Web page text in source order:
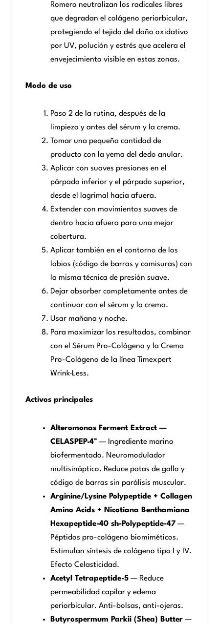
Romero neutralizan los radicales libres
que degradan el colágeno periorbicular,
protegiendo el tejido del daño oxidativo
por UV, polución y estrés que acelera el
envejecimiento visible en estas zonas.
Modo de uso
Paso 2 de la rutina, después de la
limpieza y antes del sérum y la crema.
Tomar una pequeña cantidad de
producto con la yema del dedo anular.
Aplicar con suaves presiones en el
párpado inferior y el párpado superior,
desde el lagrimal hacia afuera.
Extender con movimientos suaves de
dentro hacia afuera para una mejor
cobertura.
Aplicar también en el contorno de los
labios (código de barras y comisuras) con
la misma técnica de presión suave.
Dejar absorber completamente antes de
continuar con el sérum y la crema.
Usar mañana y noche.
Para maximizar los resultados, combinar
con el Sérum Pro-Colágeno y la Crema
Pro-Colágeno de la línea Timexpert
Wrink·Less.
Activos principales
Alteromonas Ferment Extract —
CELASPEP·4™— Ingrediente marino
biofermentado. Neuromodulador
multisináptico. Reduce patas de gallo y
código de barras sin parálisis muscular.
Arginine/Lysine Polypeptide + Collagen
Amino Acids + Nicotiana Benthamiana
Hexapeptide-40 sh-Polypeptide-47—
Péptidos pro-colágeno biomiméticos.
Estimulan síntesis de colágeno tipo I y IV.
Efecto Celasticidad.
Acetyl Tetrapeptide-5— Reduce
permeabilidad capilar y edema
periorbicular. Anti-bolsas, anti-ojeras.
Butyrospermum Parkii (Shea) Butter—